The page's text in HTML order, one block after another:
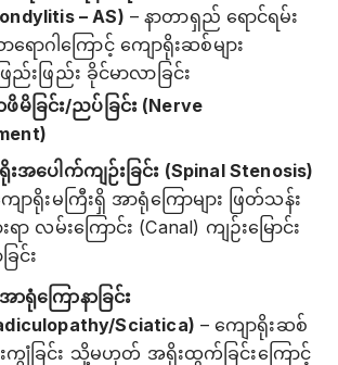
– AS) – နာတာရှည် ရောင်ရမ်း
ရောဂါကြောင့် ကျောရိုးဆစ်များ
ည်းဖြည်း ခိုင်မာလာခြင်း
မိခြင်း/ညပ်ခြင်း (Nerve
ရိုးအပေါက်ကျဉ်းခြင်း (Spinal Stenosis)
ောရိုးမကြီးရှိ အာရုံကြောများ ဖြတ်သန်း
ရာ လမ်းကြောင်း (Canal) ကျဉ်းမြောင်း
ြင်း
အာရုံကြောနာခြင်း
Sciatica) – ကျောရိုးဆစ်
ားကျွံခြင်း သို့မဟုတ် အရိုးထွက်ခြင်းကြောင့်